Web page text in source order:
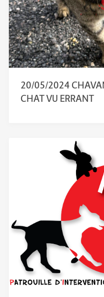
20/05/2024
CHAT VU ERRANT